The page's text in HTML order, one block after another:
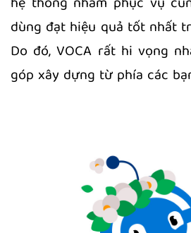
dùng đạt hiệu quả tốt nhất
Do đó, VOCA rất hi vọng
góp xây dựng từ phía các